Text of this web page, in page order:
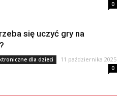
0
się uczyć gry na
dla dzieci 11 października 2025
0